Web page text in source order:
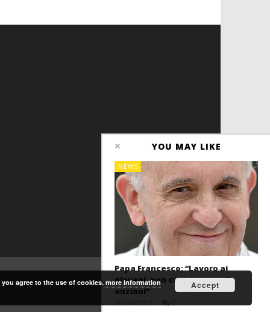
YOU MAY LIKE
NEWS
Papa Francesco: “Lavoro ai
giovani, non costringere gli
anziani”
agree to the use of cookies. more information Accept